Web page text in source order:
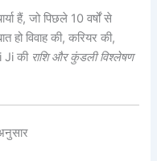
हैं, जो पिछले 10 वर्षों से
हो विवाह की, करियर की,
Ji की राशि और कुंडली विश्लेषण